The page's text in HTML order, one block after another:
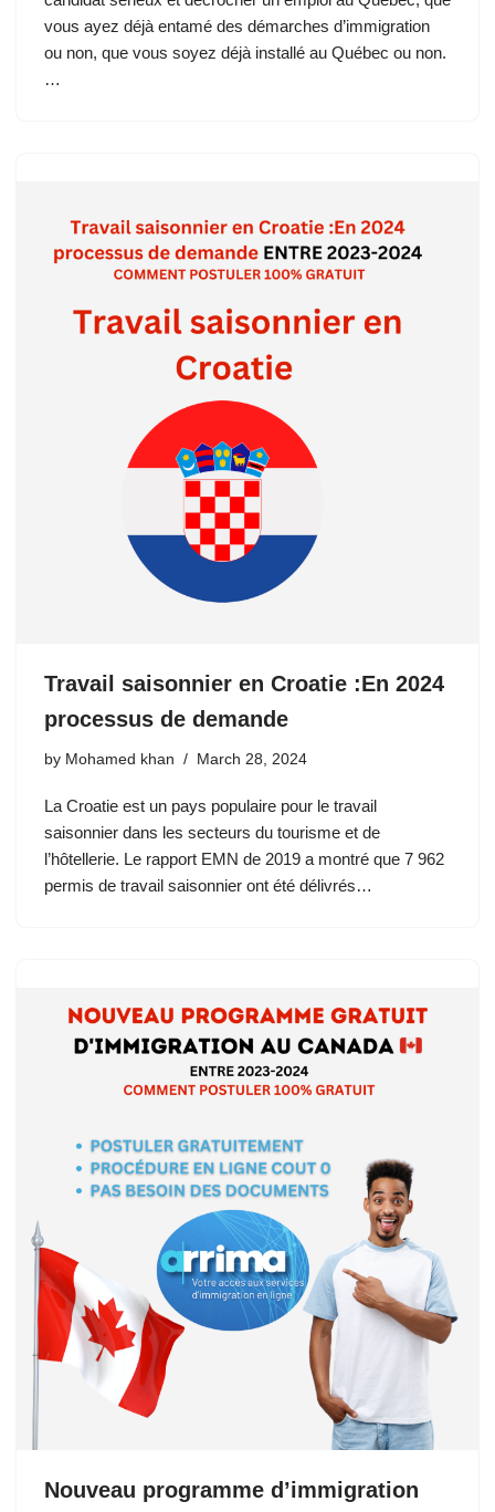
vous ayez déjà entamé des démarches d’immigration
ou non, que vous soyez déjà installé au Québec ou non.
…
Travail saisonnier en Croatie :En 2024
processus de demande
by Mohamed khan March 28, 2024
La Croatie est un pays populaire pour le travail
saisonnier dans les secteurs du tourisme et de
l’hôtellerie. Le rapport EMN de 2019 a montré que 7 962
permis de travail saisonnier ont été délivrés…
Nouveau programme d’immigration